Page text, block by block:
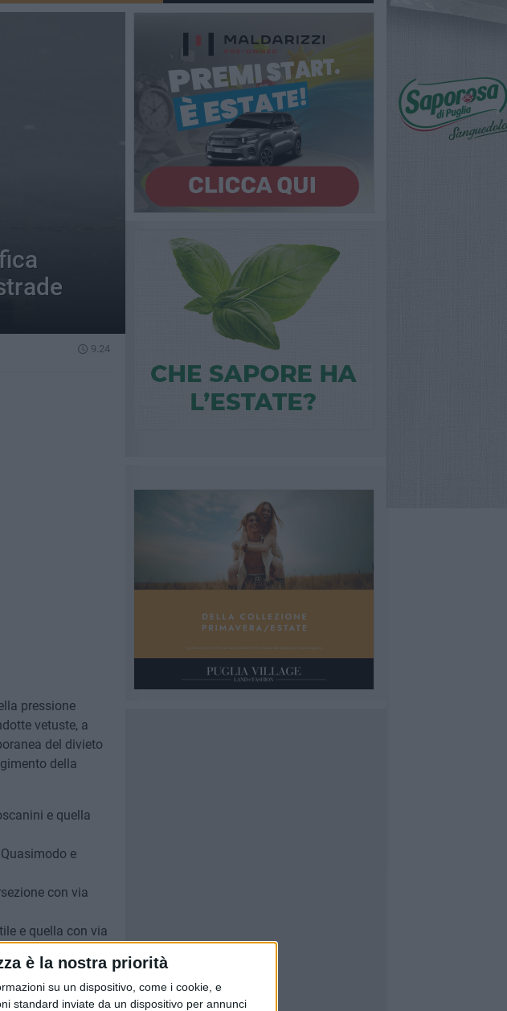
è la nostra priorità
su un dispositivo, come i cookie, e
standard inviate da un dispositivo per annunci
9.24
pressione
vetuste, a
del divieto
della
e quella
e
con via
e quella con via
e l'intersezione